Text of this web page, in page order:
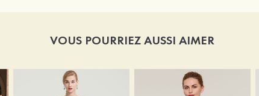
VOUS POURRIEZ AUSSI AIMER